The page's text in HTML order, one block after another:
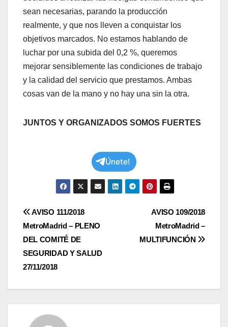
sean necesarias, parando la producción
realmente, y que nos lleven a conquistar los
objetivos marcados. No estamos hablando de
luchar por una subida del 0,2 %, queremos
mejorar sensiblemente las condiciones de trabajo
y la calidad del servicio que prestamos. Ambas
cosas van de la mano y no hay una sin la otra.
JUNTOS Y ORGANIZADOS SOMOS FUERTES
Únete!
Navegación
de
entradas
AVISO 109/2018
MetroMadrid –
MULTIFUNCIÓN
AVISO 111/2018
MetroMadrid – PLENO
DEL COMITÉ DE
SEGURIDAD Y SALUD
27/11/2018